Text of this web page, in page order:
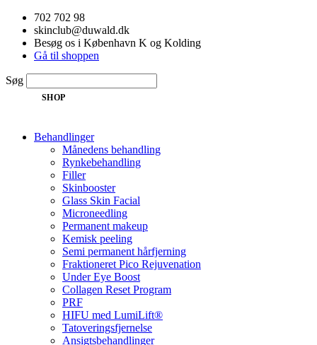
Videre
indhold
702 702 98
skinclub@duwald.dk
Besøg os i København K og Kolding
Gå til shoppen
Søg
SHOP
Behandlinger
Månedens behandling
Rynkebehandling
Filler
Skinbooster
Glass Skin Facial
Microneedling
Permanent makeup
Kemisk peeling
Semi permanent hårfjerning
Fraktioneret Pico Rejuvenation
Under Eye Boost
Collagen Reset Program
PRF
HIFU med LumiLift®
Tatoveringsfjernelse
Ansigtsbehandlinger